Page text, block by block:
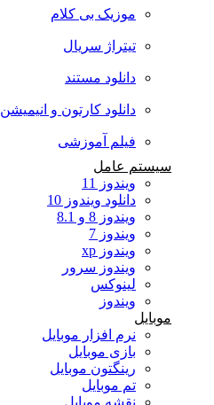
موزیک بی کلام
تیتراژ سریال
دانلود مستند
دانلود کارتون و انیمیشن
فیلم آموزشی
سیستم عامل
ویندوز 11
دانلود ویندوز 10
ویندوز 8 و 8.1
ویندوز 7
ویندوز xp
ویندوز سرور
لینوکس
ویندوز
موبایل
نرم افزار موبایل
بازی موبایل
رینگتون موبایل
تم موبایل
نقشه موبایل